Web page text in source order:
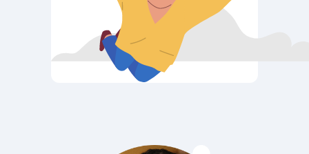
заметить свою реакцию. Но
пусть это не остановит вас от
движения дальше. Изменения
всегда происходят с усилием.
Но пусть это не помешает